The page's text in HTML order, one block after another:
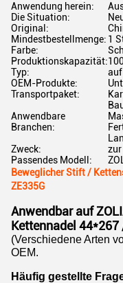
Anwendung herein:
Die Situation:
Original:
Mindestbestellmenge: 1
Farbe:
Produktionskapazität:
Typ:
auf
OEM-Produkte:
Transportpaket:
Anwendbare
Branchen:
Zweck:
Passendes Modell:
Beweglicher Stift /
ZE335G
Anwendbar auf
Kettennadel 44*267
(Verschiedene Arten
OEM.
Häufig gestellte